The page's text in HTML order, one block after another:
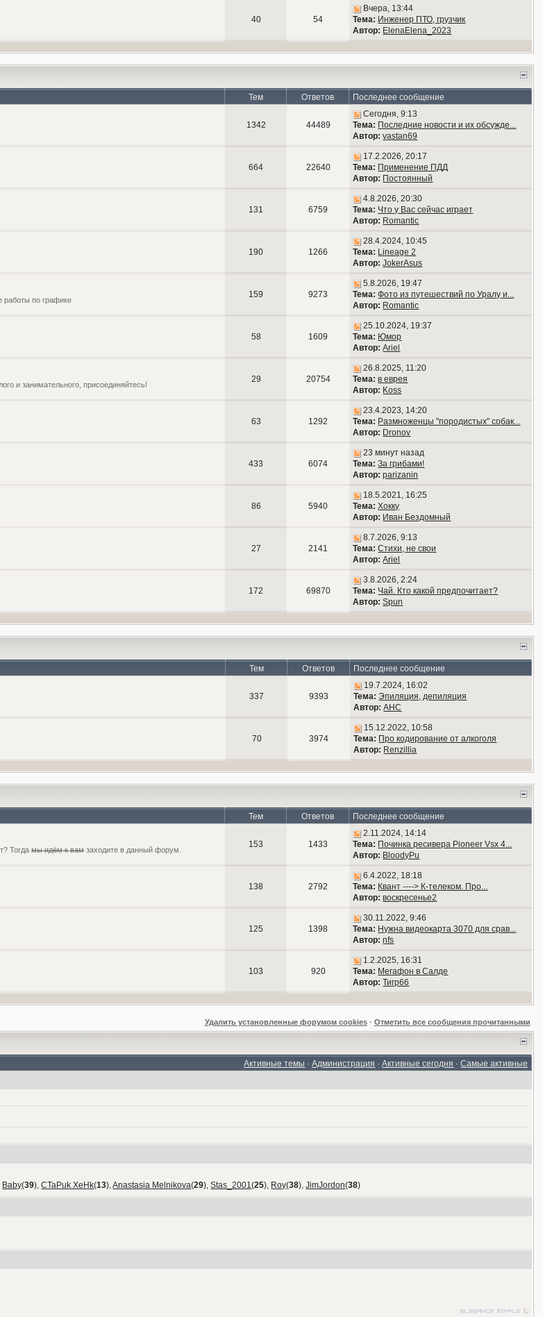
40 54
Вчера, 13:44
Тема: Инженер ПТО, грузчик
Автор: ElenaElena_2023
Тем Ответов Последнее сообщение
1342 44489
Сегодня, 9:13
Тема: Последние новости и их обсужде...
Автор: vastan69
664 22640
17.2.2026, 20:17
Тема: Применение ПДД
Автор: Постоянный
131 6759
4.8.2026, 20:30
Тема: Что у Вас сейчас играет
Автор: Romantic
190 1266
28.4.2024, 10:45
Тема: Lineage 2
Автор: JokerAsus
работы по графике
159 9273
5.8.2026, 19:47
Тема: Фото из путешествий по Уралу и...
Автор: Romantic
58 1609
25.10.2024, 19:37
Тема: Юмор
Автор: Ariel
и занимательного, присоединяйтесь!
29 20754
26.8.2025, 11:20
Тема: в еврея
Автор: Koss
63 1292
23.4.2023, 14:20
Тема: Размноженцы "породистых" собак...
Автор: Dronov
433 6074
23 минут назад
Тема: За грибами!
Автор: parizanin
86 5940
18.5.2021, 16:25
Тема: Хокку
Автор: Иван Бездомный
27 2141
8.7.2026, 9:13
Тема: Стихи, не свои
Автор: Ariel
172 69870
3.8.2026, 2:24
Тема: Чай. Кто какой предпочитает?
Автор: Spun
Тем Ответов Последнее сообщение
337 9393
19.7.2024, 16:02
Тема: Эпиляция, депиляция
Автор: АНС
70 3974
15.12.2022, 10:58
Тема: Про кодирование от алкоголя
Автор: Renzillia
Тем Ответов Последнее сообщение
Тогдамы идём к вамзаходите в данный форум.
153 1433
2.11.2024, 14:14
Тема: Починка ресивера Pioneer Vsx 4...
Автор: BloodyPu
138 2792
6.4.2022, 18:18
Тема: Квант ----> К-телеком. Про...
Автор: воскресенье2
125 1398
30.11.2022, 9:46
Тема: Нужна видеокарта 3070 для срав...
Автор: nfs
103 920
1.2.2025, 16:31
Тема: Мегафон в Салде
Автор: Тигр66
Удалить установленные форумом cookies· Отметить все сообщения прочитанными
Активные темы ·Администрация ·Активные сегодня ·Самые активные
Baby(39),CTaPuk XeHk(13),Anastasia Melnikova(29),Stas_2001(25), Roy(38),JimJordon(38)